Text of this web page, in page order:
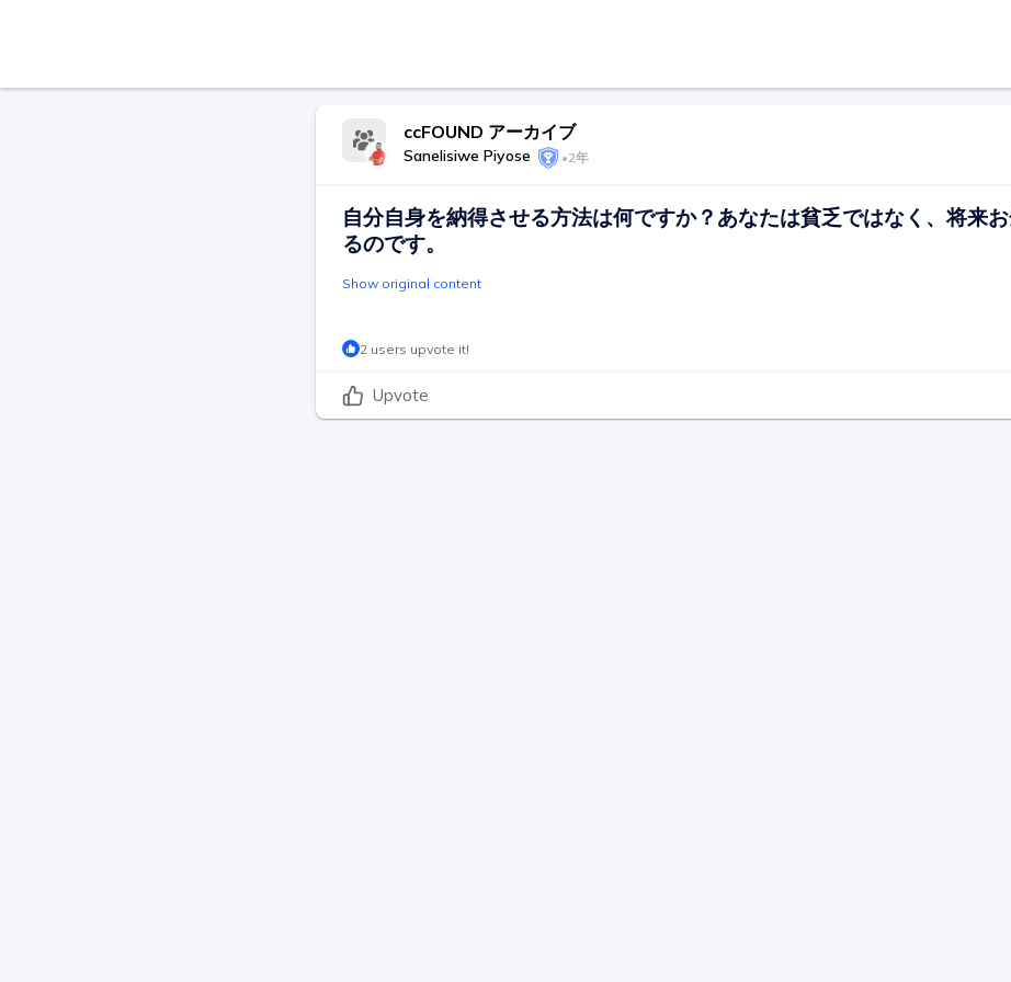
ccFOUND アーカイブ
Sanelisiwe Piyose •2年
自分自身を納得させる方法は何ですか？あなたは貧乏ではなく、将来
るのです。
Show original content
2 users upvote it!
Upvote